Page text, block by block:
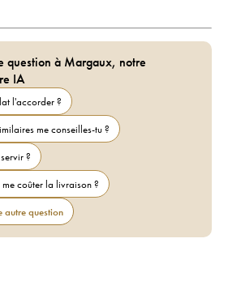
question à Margaux, notre
IA
l'accorder ?
me conseilles-tu ?
?
coûter la livraison ?
autre question